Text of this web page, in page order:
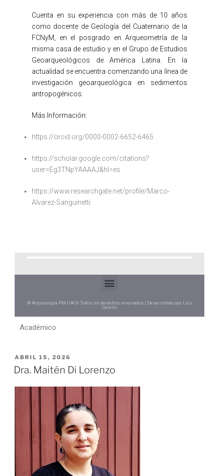
Cuenta en su experiencia con más de 10 años
como docente de Geología del Cuaternario de la
FCNyM, en el posgrado en Arqueometría de la
misma casa de estudio y en el Grupo de Estudios
Geoarqueológicos de América Latina. En la
actualidad se encuentra comenzando una línea de
investigación geoarqueológica en sedimentos
antropogénicos.
Más Información:
https://orcid.org/0000-0002-6652-6465
https://scholar.google.com/citations?
user=Eg3TNpYAAAAJ&hl=es
https://www.researchgate.net/profile/Marco-
Alvarez-Sanguinetti
© Arqueología PM UACh Todos los derechos reservados | Desarrollado por Luis
Camilo
Académico
ABRIL 15, 2026
Dra. Maitén Di Lorenzo